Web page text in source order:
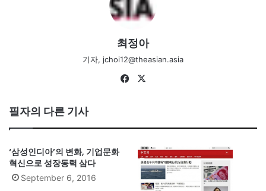
최정아
기자, jchoi12@theasian.asia
Fa
필자의 다른 기사
‘삼성인디아’의 변화, 기업문화
혁신으로 성장동력 삼다
September 6, 2016